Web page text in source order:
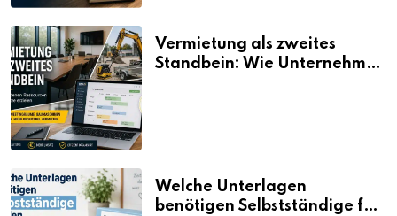
Vermietung als zweites
Standbein: Wie Unternehmen
Welche Unterlagen
benötigen Selbstständige für